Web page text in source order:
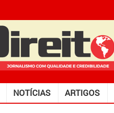
NOTÍCIAS ARTIGOS